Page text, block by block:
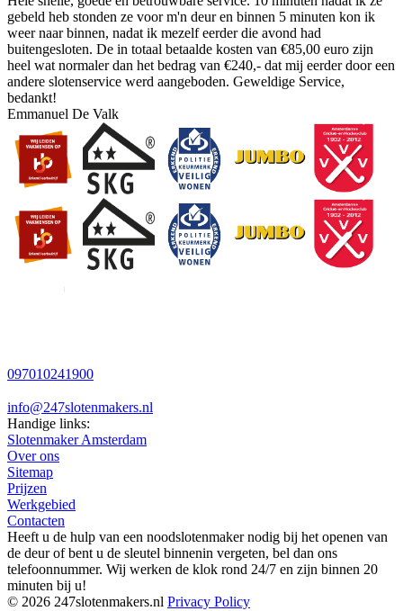
gebeld heb stonden ze voor m'n deur en binnen 5 minuten kon ik
weer naar binnen, nadat ik mezelf eerder die avond had
buitengesloten. De in totaal betaalde kosten van €85,00 euro zijn
heel wat normaler dan het bedrag van €240,- dat mij eerder door een
andere slotenservice werd aangeboden. Geweldige Service,
bedankt!
Emmanuel De Valk
097010241900
info@247slotenmakers.nl
Handige links:
Slotenmaker Amsterdam
Over ons
Sitemap
Prijzen
Werkgebied
Contacten
Heeft u de hulp van een noodslotenmaker nodig bij het openen van
de deur of bent u de sleutel binnenin vergeten, bel dan ons
telefoonnummer. Wij werken de klok rond 24/7 en zijn binnen 20
minuten bij u!
© 2026 247slotenmakers.nl Privacy Policy